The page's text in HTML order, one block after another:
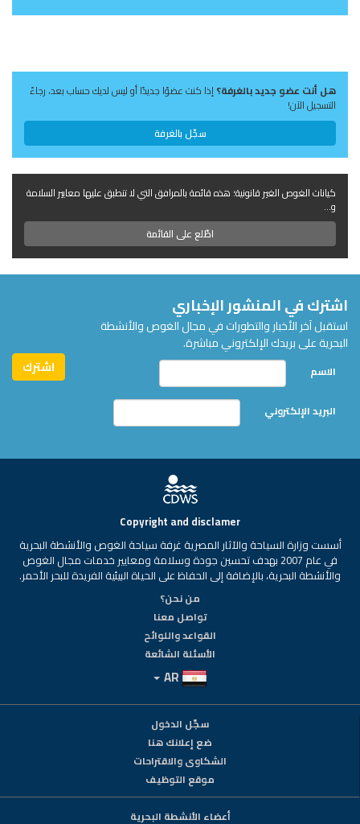
هل أنت عضو جديد بالغرفة؟إذا كنت عضوًا جديدًا أو ليس لديك حساب بعد، رجاءً
التسجيل الآن!
سجّل بالغرفة
كيانات الغوص الغير قانونية؛ هذه قائمة بالمرافق التي لا تنطبق عليها معايير السلامة
و...
اطّلع على القائمة
اشترك في المنشور الإخباري
استقبل آخر الأخبار والتطورات في مجال الغوص والأنشطة
البحرية على بريدك الإلكتروني مباشرة.
الاسم
البريد الإلكتروني
Copyright and disclamer
أسست وزارة السياحة والآثار المصرية غرفة سياحة الغوص والأنشطة البحرية
في عام 2007 بهدف تحسين جودة وسلامة ومعايير خدمات مجال الغوص
والأنشطة البحرية، بالإضافة إلى الحفاظ على الحياة البيئية الفريدة للبحر الأحمر.
من نحن؟
تواصل معنا
القواعد واللوائح
الأسئلة الشائعة
سجّل الدخول
ضع إعلانك هنا
الشكاوى والاقتراحات
موقع التوظيف
أعضاء الأنشطة البحرية